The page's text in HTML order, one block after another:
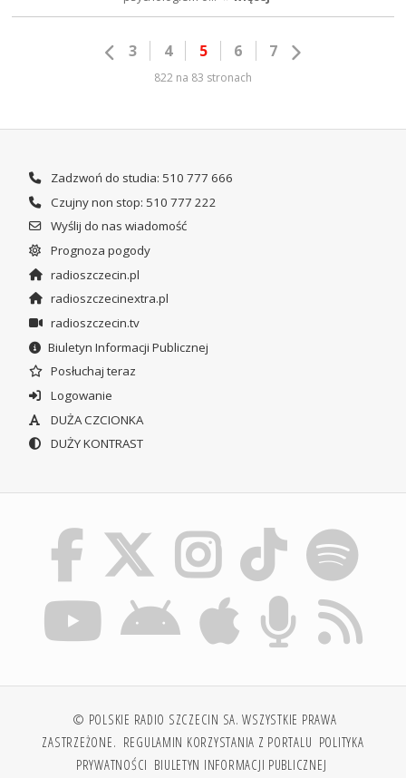
3 4 5 6 7
822 na 83 stronach
Zadzwoń do studia: 510 777 666
Czujny non stop: 510 777 222
Wyślij do nas wiadomość
Prognoza pogody
radioszczecin.pl
radioszczecinextra.pl
radioszczecin.tv
Biuletyn Informacji Publicznej
Posłuchaj teraz
Logowanie
DUŻA CZCIONKA
DUŻY KONTRAST
© POLSKIE RADIO SZCZECIN SA. WSZYSTKIE PRAWA
ZASTRZEŻONE. REGULAMIN KORZYSTANIA Z PORTALU POLITYKA
PRYWATNOŚCI BIULETYN INFORMACJI PUBLICZNEJ